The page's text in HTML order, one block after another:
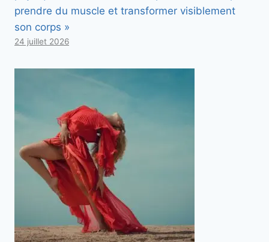
prendre du muscle et transformer visiblement
son corps »
24 juillet 2026